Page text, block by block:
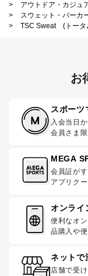
>
アウトドア・カジュ
>
スウェット・パーカ
>
TSC Sweat (トータ
お
スポーツ
入会当日
会員さま
MEGA
会員証が
アプリク
オンライ
便利なオ
品購入や
ネットで
店舗で受